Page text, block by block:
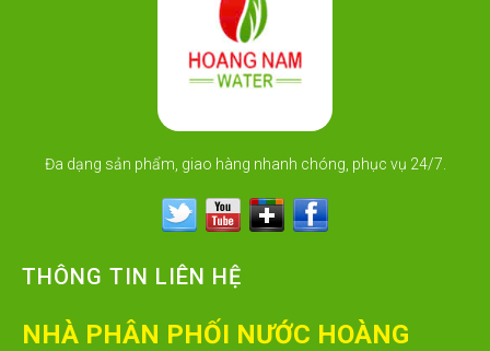
Đa dạng sản phẩm, giao hàng nhanh chóng, phục vụ 24/7.
THÔNG TIN LIÊN HỆ
NHÀ PHÂN PHỐI NƯỚC HOÀNG